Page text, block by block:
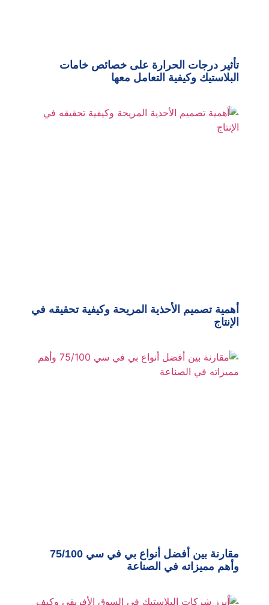
تأثير درجات الحرارة على خصائص خامات
البلاستيك وكيفية التعامل معها
أهمية تصميم الأحذية المريحة وكيفية تحقيقه في
الإنتاج
مقارنة بين أفضل أنواع بي في سي 75/100
وأهم مميزاته في الصناعة